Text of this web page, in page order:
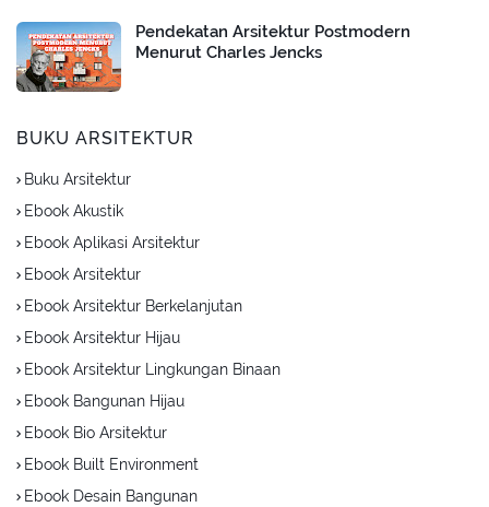
Pendekatan Arsitektur Postmodern
Menurut Charles Jencks
BUKU ARSITEKTUR
Buku Arsitektur
Ebook Akustik
Ebook Aplikasi Arsitektur
Ebook Arsitektur
Ebook Arsitektur Berkelanjutan
Ebook Arsitektur Hijau
Ebook Arsitektur Lingkungan Binaan
Ebook Bangunan Hijau
Ebook Bio Arsitektur
Ebook Built Environment
Ebook Desain Bangunan